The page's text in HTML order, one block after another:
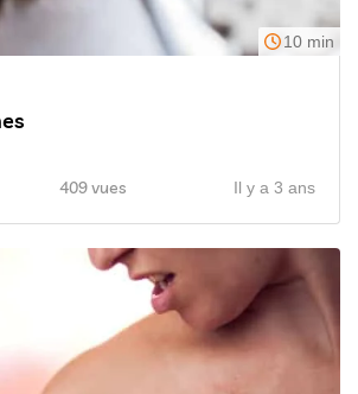
10 min
409 vues Il y a 3 ans